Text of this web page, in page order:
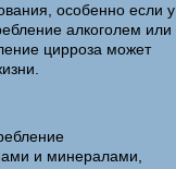
особенно если у
алкоголем или
цирроза может
и минералами,